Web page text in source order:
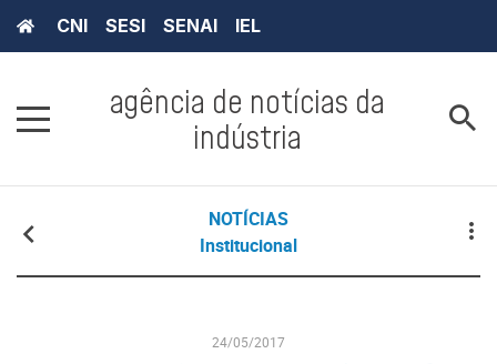
CNI SESI SENAI IEL
agência de notícias da
indústria
NOTÍCIAS
Institucional
24/05/2017